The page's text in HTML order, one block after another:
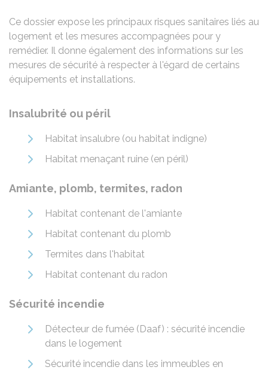
Ce dossier expose les principaux risques sanitaires liés au
logement et les mesures accompagnées pour y
remédier. Il donne également des informations sur les
mesures de sécurité à respecter à l'égard de certains
équipements et installations.
Insalubrité ou péril
Habitat insalubre (ou habitat indigne)
Habitat menaçant ruine (en péril)
Amiante, plomb, termites, radon
Habitat contenant de l'amiante
Habitat contenant du plomb
Termites dans l'habitat
Habitat contenant du radon
Sécurité incendie
Détecteur de fumée (Daaf) : sécurité incendie
dans le logement
Sécurité incendie dans les immeubles en